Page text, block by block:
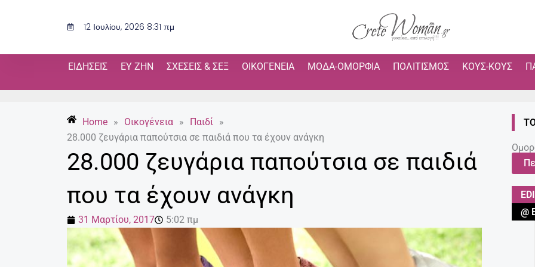
12 Ιουλίου, 2026 8:31 πμ
ΕΙΔΉΣΕΙΣ ΕΥ ΖΗΝ ΣΧΈΣΕΙΣ & ΣΕΞ ΟΙΚΟΓΈΝΕΙΑ ΜΌΔΑ-ΟΜΟΡΦΙΆ ΠΟΛΙΤΙΣΜΌΣ ΚΟΥΣ-ΚΟΥΣ
Home » Οικογένεια » Παιδί »
28.000 ζευγάρια παπούτσια σε παιδιά που τα έχουν ανάγκη
28.000 ζευγάρια παπούτσια σε παιδιά
που τα έχουν ανάγκη
31 Μαρτίου, 2017 5:02 πμ
@